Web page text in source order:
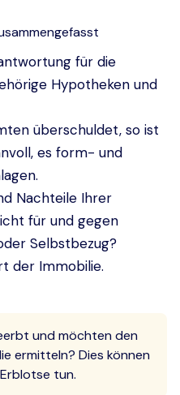
für die
Hypotheken und
überschuldet, so ist
es form- und
Nachteile Ihrer
für und gegen
Selbstbezug?
der Immobilie.
und möchten den
ermitteln? Dies können
tun.